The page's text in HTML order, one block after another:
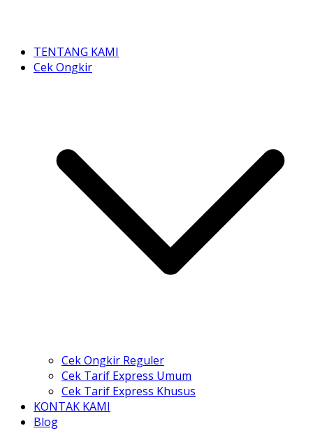
TENTANG KAMI
Cek Ongkir
Cek Ongkir Reguler
Cek Tarif Express Umum
Cek Tarif Express Khusus
KONTAK KAMI
Blog